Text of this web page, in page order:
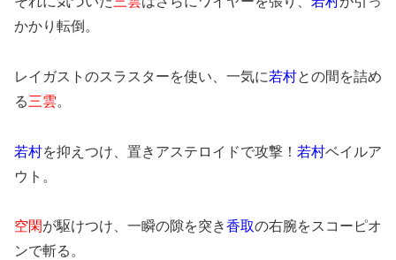
かかり転倒。
レイガストのスラスターを使い、一気に若村との間を詰め
る三雲。
若村を抑えつけ、置きアステロイドで攻撃！ 若村ベイルア
ウト。
空閑が駆けつけ、一瞬の隙を突き香取の右腕をスコーピオ
ンで斬る。